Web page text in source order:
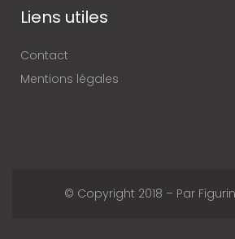
Liens utiles
Contact
Mentions légales
© Copyright 2018 – Par